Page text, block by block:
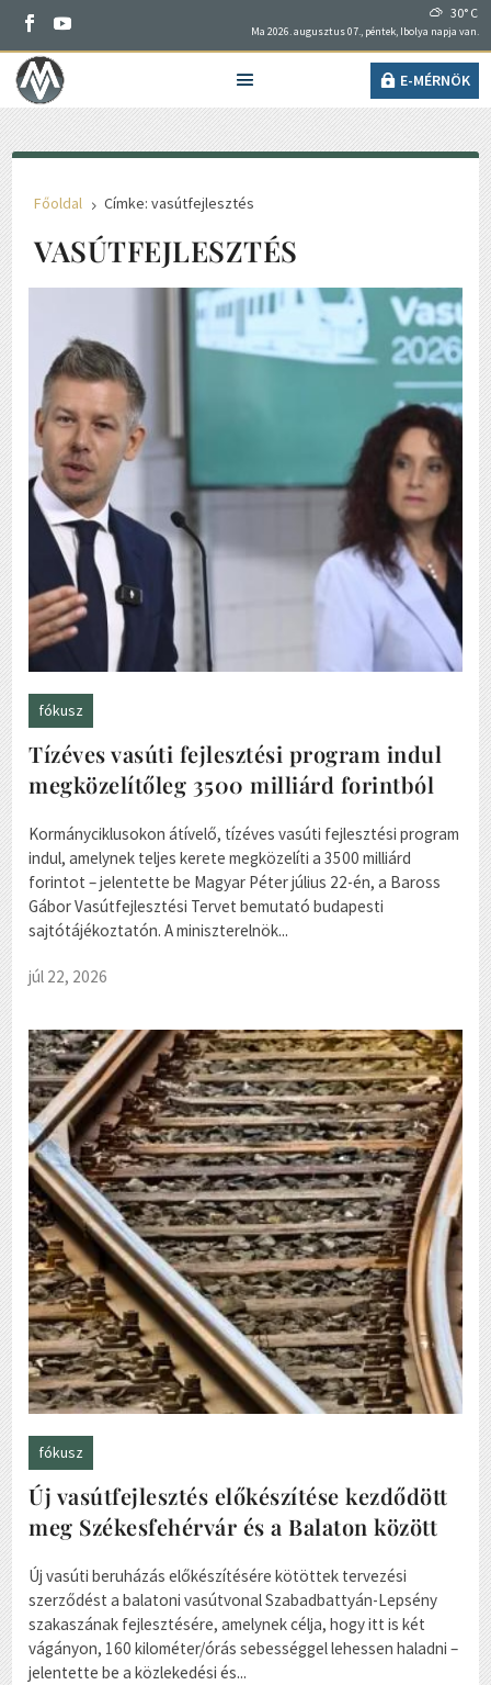
30° C
Ma 2026. augusztus 07., péntek, Ibolya napja van.
E-MÉRNÖK
Főoldal 5 Címke: vasútfejlesztés
VASÚTFEJLESZTÉS
fókusz
Tízéves vasúti fejlesztési program indul
megközelítőleg 3500 milliárd forintból
Kormányciklusokon átívelő, tízéves vasúti fejlesztési program
indul, amelynek teljes kerete megközelíti a 3500 milliárd
forintot – jelentette be Magyar Péter július 22-én, a Baross
Gábor Vasútfejlesztési Tervet bemutató budapesti
sajtótájékoztatón. A miniszterelnök...
júl 22, 2026
fókusz
Új vasútfejlesztés előkészítése kezdődött
meg Székesfehérvár és a Balaton között
Új vasúti beruházás előkészítésére kötöttek tervezési
szerződést a balatoni vasútvonal Szabadbattyán-Lepsény
szakaszának fejlesztésére, amelynek célja, hogy itt is két
vágányon, 160 kilométer/órás sebességgel lehessen haladni –
jelentette be a közlekedési és...